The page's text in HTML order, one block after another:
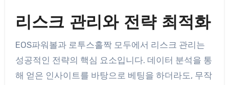
리스크 관리와 전략 최적화
EOS파워볼과 로투스홀짝 모두에서 리스크 관리는
성공적인 전략의 핵심 요소입니다. 데이터 분석을 통
해 얻은 인사이트를 바탕으로 베팅을 하더라도, 무작